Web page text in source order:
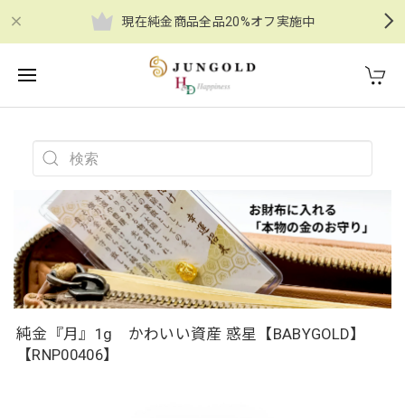
現在純金商品全品20%オフ実施中
純金『月』1g かわいい資産 惑星【BABYGOLD】
【RNP00406】